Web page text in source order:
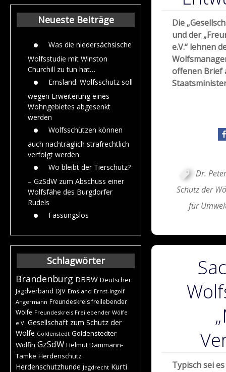
Beiträge aus dem
Neueste Beiträge
Was die niedersächsische
Wolfsstudie mit Winston
Churchill zu tun hat…
Emsland: Wolfsschutz soll
wegen Erweiterung eines
Wohngebietes abgesenkt
werden
Wolfsschützen können
auch nachträglich strafrechtlich
verfolgt werden
Wo bleibt der Tierschutz?
– GzSdW zum Abschuss einer
Wolfsfähe des Burgdorfer
Rudels
Fassungslos
Schlagwörter
Brandenburg DBBW Deutscher
Jagdverband DJV Emsland Ernst-Ingolf
Angermann Freundeskreis freilebender
Wölfe Freundeskreis Freilebender Wölfe
e.V. Gesellschaft zum Schutz der
Wölfe Goldenstedt Goldenstedter
Wölfin GzSdW Helmut Dammann-
Tamke Herdenschutz
Herdenschutzhunde Jagdrecht Kurti
Die
und der
e.V.“ lehnen
offenen Brief
Dr.
Schutz der
für
Typisch sei